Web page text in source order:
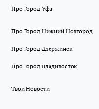
Про Город Уфа
Про Город Нижний Новгород
Про Город Дзержинск
Про Город Владивосток
Твои Новости